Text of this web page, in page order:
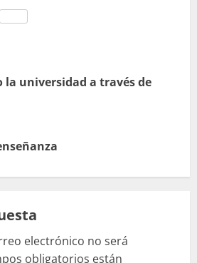
la universidad a través de
electrónico no será
obligatorios están